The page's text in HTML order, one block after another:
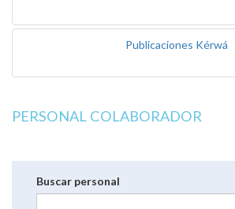
Publicaciones Kérwá
PERSONAL COLABORADOR
Buscar personal